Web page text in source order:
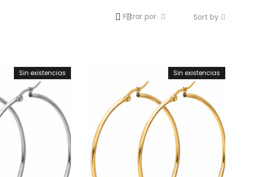
Sort by
Filtrar por
Sin existencias Sin existencias